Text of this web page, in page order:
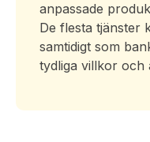
anpassade
De flesta tjänster
samtidigt som
tydliga villkor och